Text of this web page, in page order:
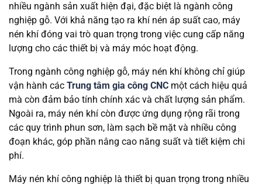
nhiều ngành sản xuất hiện đại, đặc biệt là ngành công
nghiệp gỗ. Với khả năng tạo ra khí nén áp suất cao, máy
nén khí đóng vai trò quan trọng trong việc cung cấp năng
lượng cho các thiết bị và máy móc hoạt động.
Trong ngành công nghiệp gỗ, máy nén khí không chỉ giúp
vận hành các Trung tâm gia công CNC một cách hiệu quả
mà còn đảm bảo tính chính xác và chất lượng sản phẩm.
Ngoài ra, máy nén khí còn được ứng dụng rộng rãi trong
các quy trình phun sơn, làm sạch bề mặt và nhiều công
đoạn khác, góp phần nâng cao năng suất và tiết kiệm chi
phí.
Máy nén khí công nghiệp là thiết bị quan trọng trong nhiều